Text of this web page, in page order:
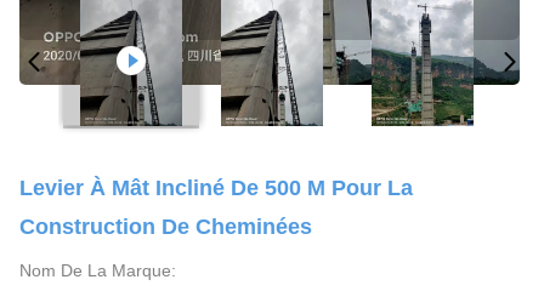
Levier À Mât Incliné De 500 M Pour La
Construction De Cheminées
Nom De La Marque: